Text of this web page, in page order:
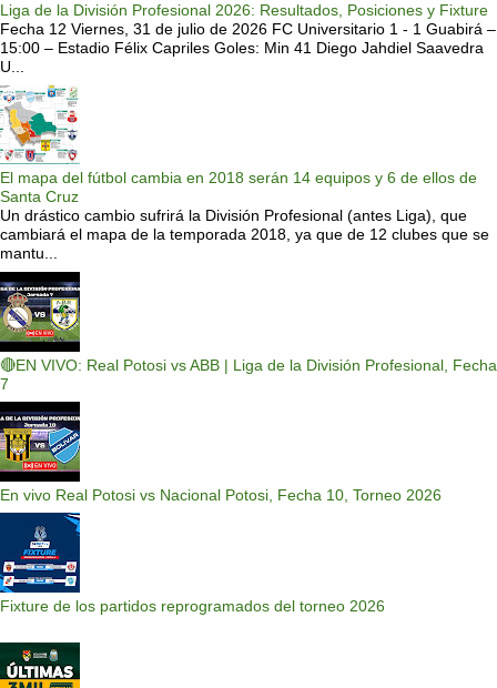
Liga de la División Profesional 2026: Resultados, Posiciones y Fixture
Fecha 12 Viernes, 31 de julio de 2026 FC Universitario 1 - 1 Guabirá –
15:00 – Estadio Félix Capriles Goles: Min 41 Diego Jahdiel Saavedra
U...
El mapa del fútbol cambia en 2018 serán 14 equipos y 6 de ellos de
Santa Cruz
Un drástico cambio sufrirá la División Profesional (antes Liga), que
cambiará el mapa de la temporada 2018, ya que de 12 clubes que se
mantu...
🔴EN VIVO: Real Potosi vs ABB | Liga de la División Profesional, Fecha
7
En vivo Real Potosi vs Nacional Potosi, Fecha 10, Torneo 2026
Fixture de los partidos reprogramados del torneo 2026